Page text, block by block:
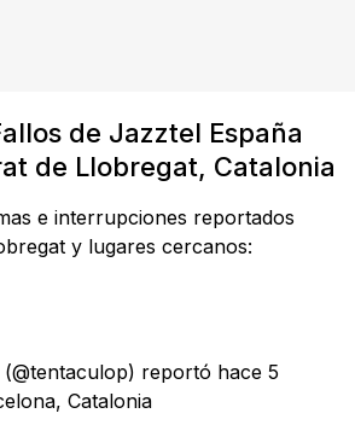
de Jazztel España
de Llobregat, Catalonia
e interrupciones reportados
y lugares cercanos:
(@tentaculop) reportó hace 5
Catalonia